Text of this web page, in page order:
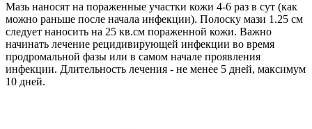
Мазь наносят на пораженные участки кожи 4-6 раз в сут (как
можно раньше после начала инфекции). Полоску мази 1.25 см
следует наносить на 25 кв.см пораженной кожи. Важно
начинать лечение рецидивирующей инфекции во время
продромальной фазы или в самом начале проявления
инфекции. Длительность лечения - не менее 5 дней, максимум
10 дней.